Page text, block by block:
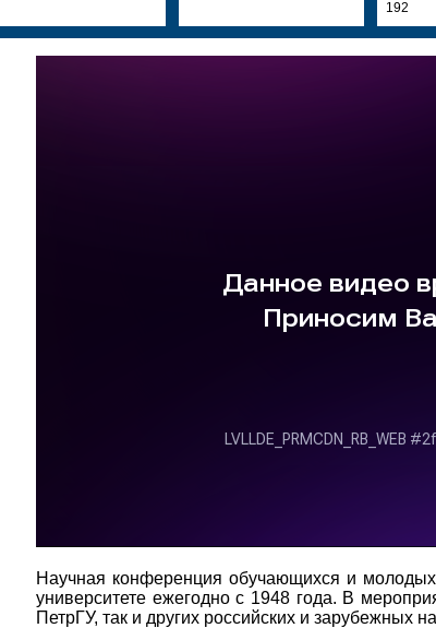
192
Научная конференция обучающихся и
университете ежегодно с 1948 года. В
ПетрГУ, так и других российских и зарубежных